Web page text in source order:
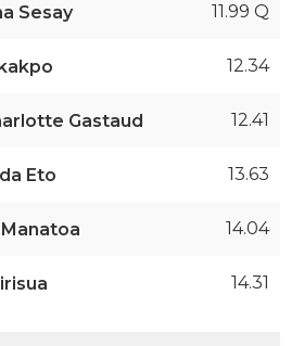
Sesay 11.99 Q
12.34
Gastaud 12.41
Eto 13.63
14.04
14.31